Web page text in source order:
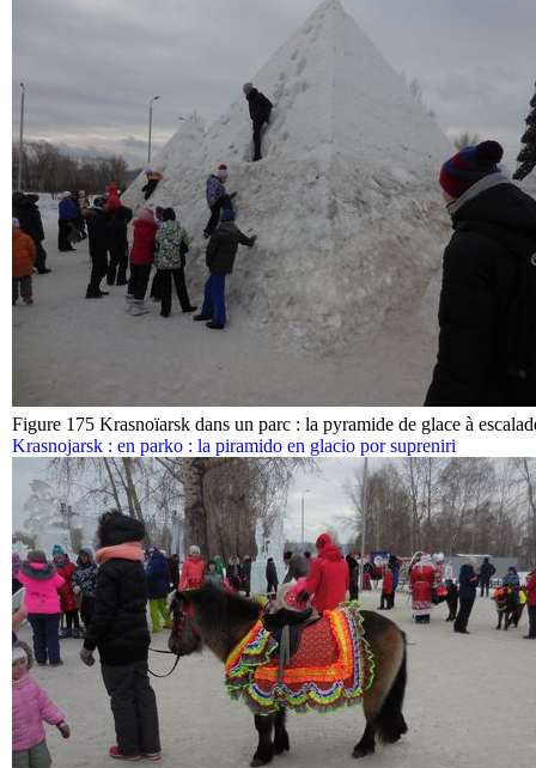
Figure 175 Krasnoïarsk dans un parc : la pyramide de glace à
Krasnojarsk : en parko : la piramido en glacio por supreniri